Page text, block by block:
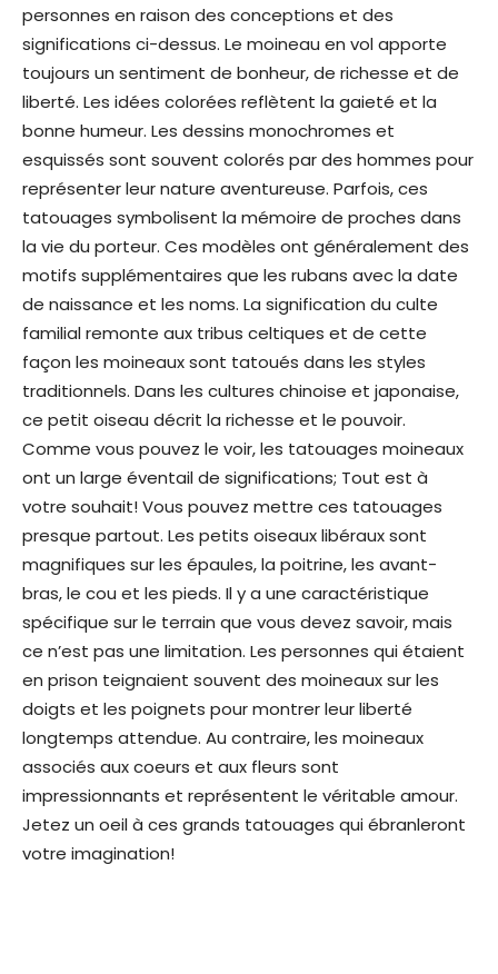
personnes en raison des conceptions et des
significations ci-dessus. Le moineau en vol apporte
toujours un sentiment de bonheur, de richesse et de
liberté. Les idées colorées reflètent la gaieté et la
bonne humeur. Les dessins monochromes et
esquissés sont souvent colorés par des hommes pour
représenter leur nature aventureuse. Parfois, ces
tatouages ​​symbolisent la mémoire de proches dans
la vie du porteur. Ces modèles ont généralement des
motifs supplémentaires que les rubans avec la date
de naissance et les noms. La signification du culte
familial remonte aux tribus celtiques et de cette
façon les moineaux sont tatoués dans les styles
traditionnels. Dans les cultures chinoise et japonaise,
ce petit oiseau décrit la richesse et le pouvoir.
Comme vous pouvez le voir, les tatouages ​​moineaux
ont un large éventail de significations; Tout est à
votre souhait! Vous pouvez mettre ces tatouages ​​
presque partout. Les petits oiseaux libéraux sont
magnifiques sur les épaules, la poitrine, les avant-
bras, le cou et les pieds. Il y a une caractéristique
spécifique sur le terrain que vous devez savoir, mais
ce n’est pas une limitation. Les personnes qui étaient
en prison teignaient souvent des moineaux sur les
doigts et les poignets pour montrer leur liberté
longtemps attendue. Au contraire, les moineaux
associés aux coeurs et aux fleurs sont
impressionnants et représentent le véritable amour.
Jetez un oeil à ces grands tatouages ​​qui ébranleront
votre imagination!